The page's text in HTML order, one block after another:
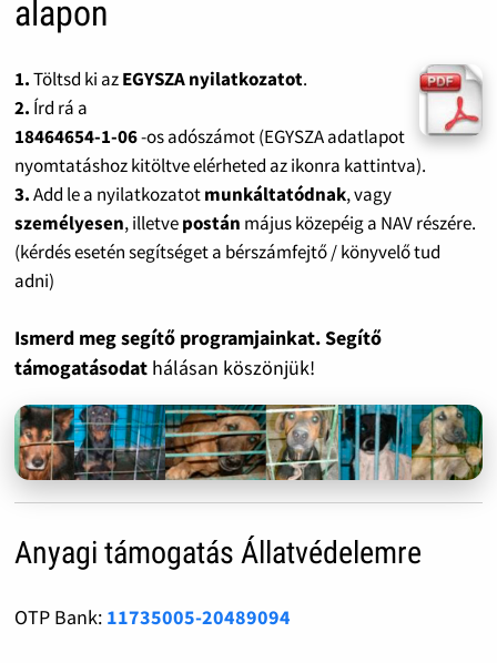
alapon
1.Töltsd ki azEGYSZA nyilatkozatot.
2. Írd rá a
18464654-1-06-os adószámot (EGYSZA adatlapot
nyomtatáshoz kitöltve elérheted az ikonra kattintva).
3.Add le a nyilatkozatotmunkáltatódnak, vagy
személyesen, illetvepostán május közepéig a NAV részére.
(kérdés esetén segítséget a bérszámfejtő / könyvelő tud
adni)
Ismerd meg segítő programjainkat. Segítő
támogatásodat hálásan köszönjük!
Anyagi támogatás Állatvédelemre
OTP Bank: 11735005-20489094